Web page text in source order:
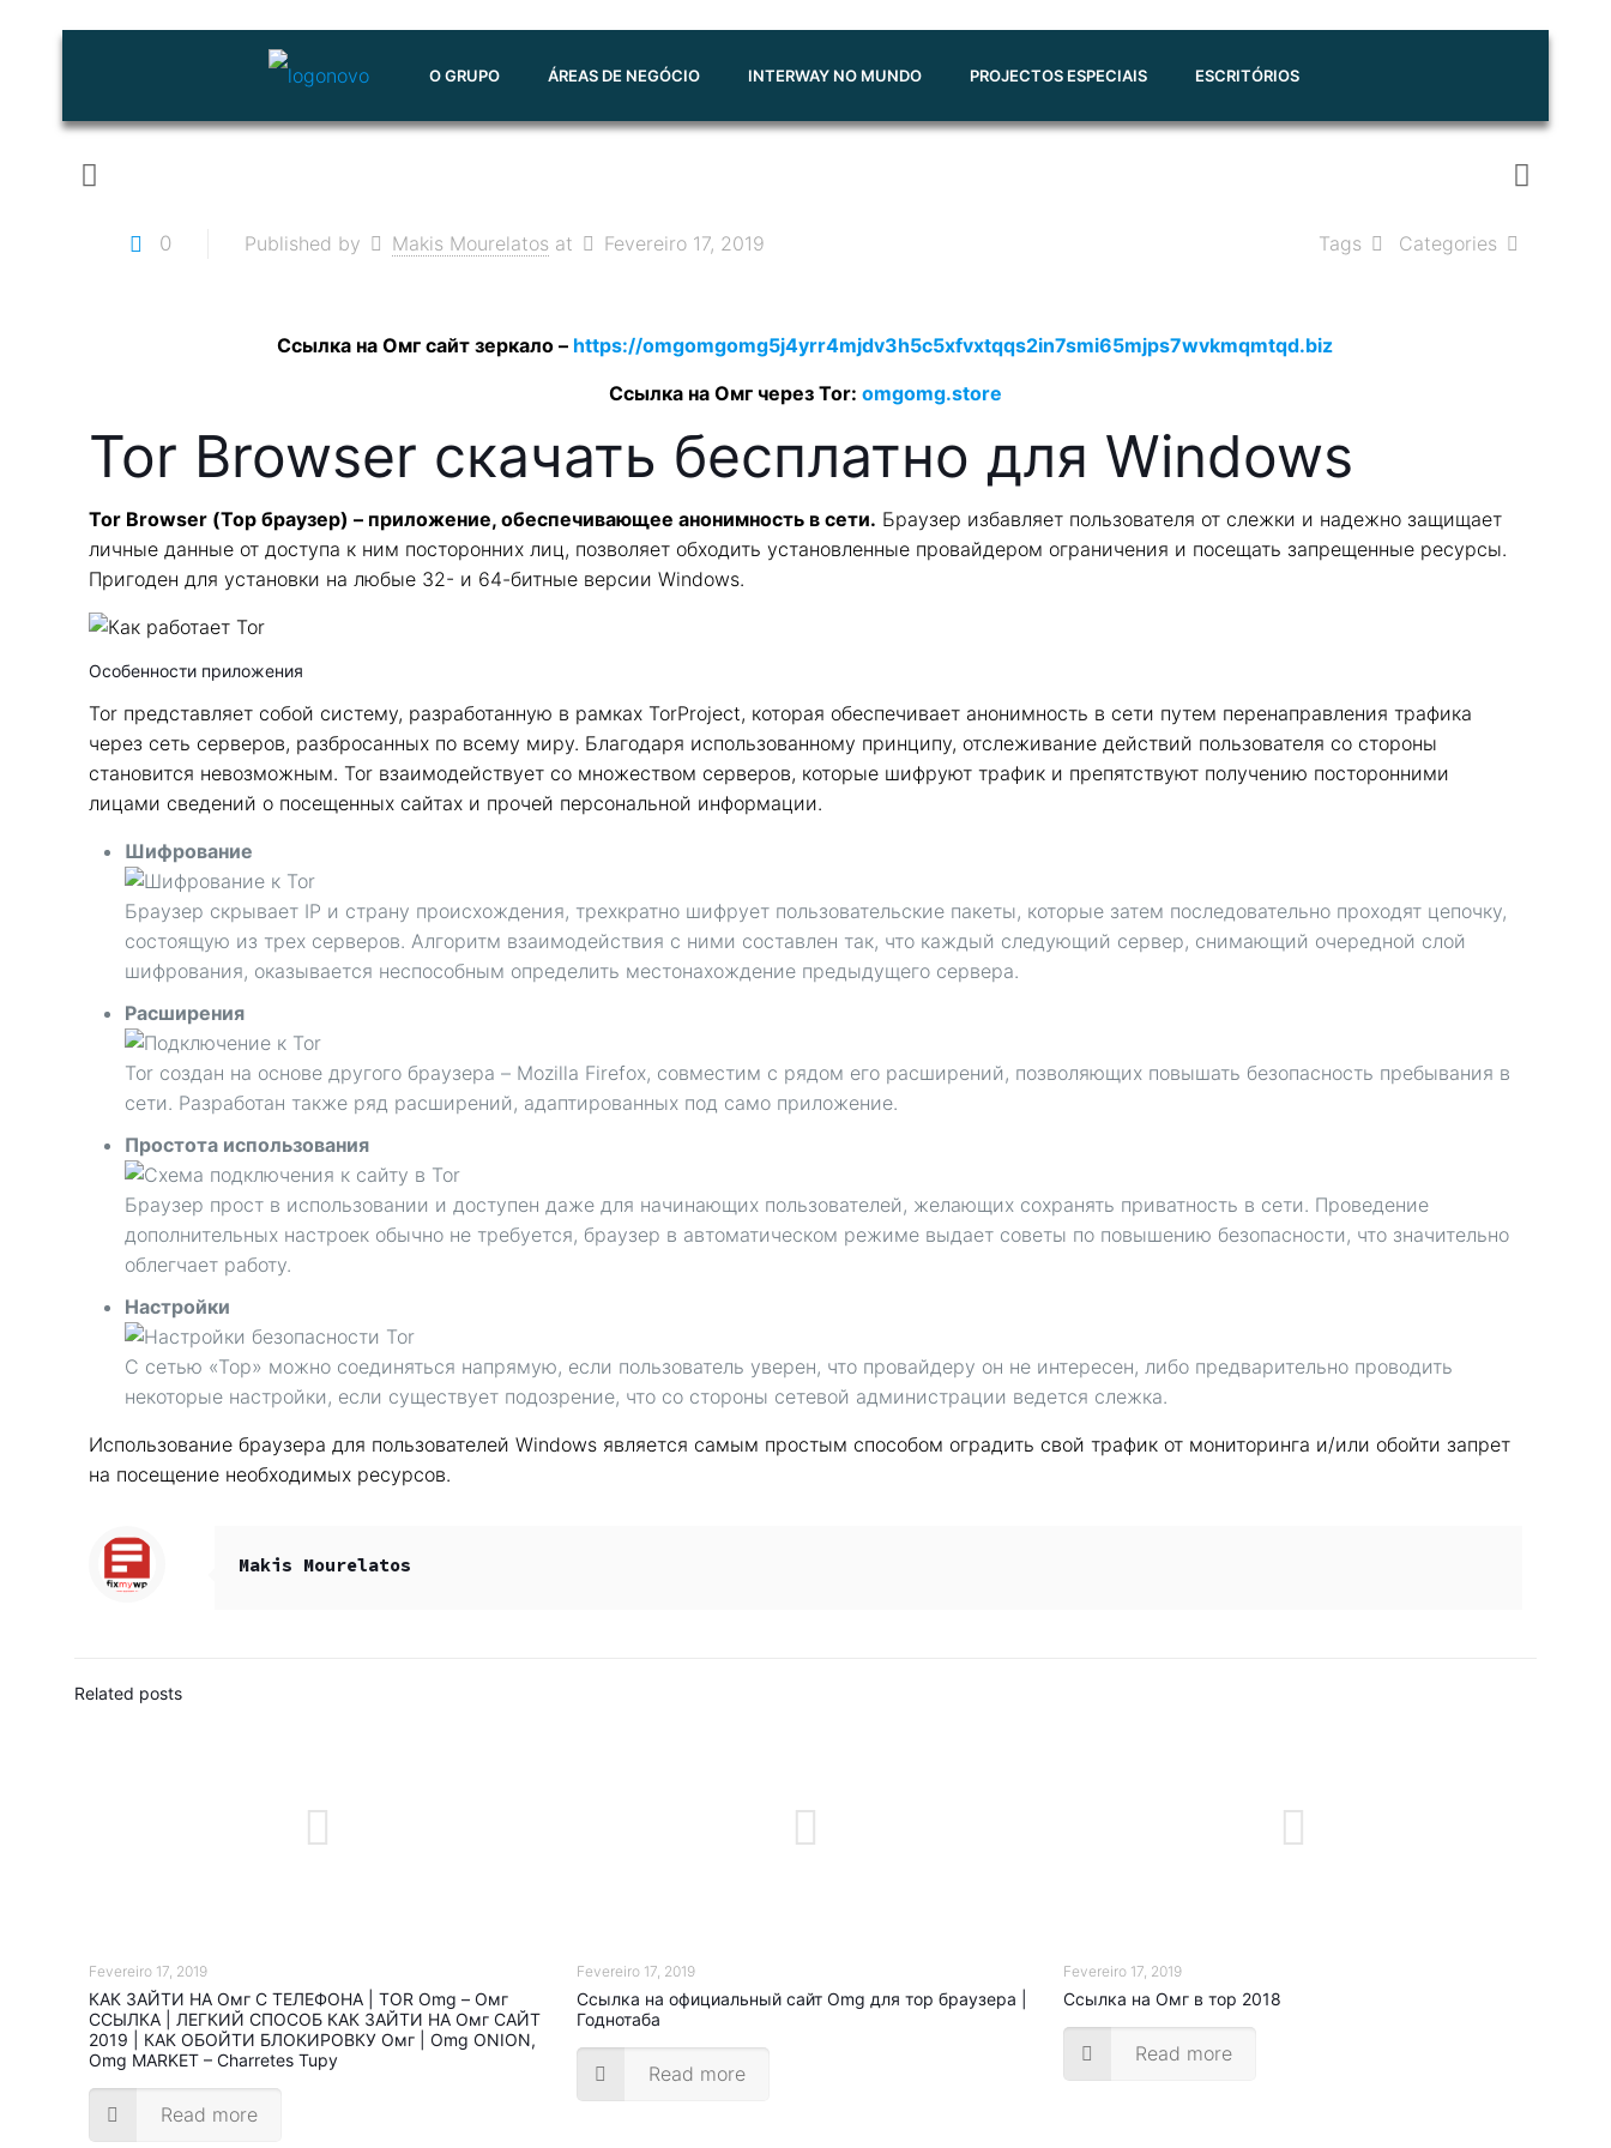
O GRUPO ÁREAS DE NEGÓCIO INTERWAY NO MUNDO PROJECTOS ESPECIAIS ESCRITÓRIOS
0 Published by Makis Mourelatos at Fevereiro 17, 2019 Categories
Tags
Ссылка на Омг сайт зеркало – https://omgomgomg5j4yrr4mjdv3h5c5xfvxtqqs2in7smi65mjps7wvkmqmtqd.biz
Ссылка на Омг через Tor: omgomg.store
Tor Browser скачать бесплатно для Windows
Tor Browser (Тор браузер) – приложение, обеспечивающее анонимность в сети. Браузер избавляет пользователя от слежки и надежно защищает
личные данные от доступа к ним посторонних лиц, позволяет обходить установленные провайдером ограничения и посещать запрещенные ресурсы.
Пригоден для установки на любые 32- и 64-битные версии Windows.
Особенности приложения
Tor представляет собой систему, разработанную в рамках TorProject, которая обеспечивает анонимность в сети путем перенаправления трафика
через сеть серверов, разбросанных по всему миру. Благодаря использованному принципу, отслеживание действий пользователя со стороны
становится невозможным. Tor взаимодействует со множеством серверов, которые шифруют трафик и препятствуют получению посторонними
лицами сведений о посещенных сайтах и прочей персональной информации.
Шифрование
Браузер скрывает IP и страну происхождения, трехкратно шифрует пользовательские пакеты, которые затем последовательно проходят цепочку,
состоящую из трех серверов. Алгоритм взаимодействия с ними составлен так, что каждый следующий сервер, снимающий очередной слой
шифрования, оказывается неспособным определить местонахождение предыдущего сервера.
Расширения
Tor создан на основе другого браузера – Mozilla Firefox, совместим с рядом его расширений, позволяющих повышать безопасность пребывания в
сети. Разработан также ряд расширений, адаптированных под само приложение.
Простота использования
Браузер прост в использовании и доступен даже для начинающих пользователей, желающих сохранять приватность в сети. Проведение
дополнительных настроек обычно не требуется, браузер в автоматическом режиме выдает советы по повышению безопасности, что значительно
облегчает работу.
Настройки
С сетью «Тор» можно соединяться напрямую, если пользователь уверен, что провайдеру он не интересен, либо предварительно проводить
некоторые настройки, если существует подозрение, что со стороны сетевой администрации ведется слежка.
Использование браузера для пользователей Windows является самым простым способом оградить свой трафик от мониторинга и/или обойти запрет
на посещение необходимых ресурсов.
Makis Mourelatos
Related posts
Fevereiro 17, 2019
КАК ЗАЙТИ НА Омг С ТЕЛЕФОНА | TOR Omg – Омг
ССЫЛКА | ЛЕГКИЙ СПОСОБ КАК ЗАЙТИ НА Омг САЙТ
2019 | КАК ОБОЙТИ БЛОКИРОВКУ Омг | Omg ONION,
Omg MARKET – Charretes Tupy
Read more
Fevereiro 17, 2019
Ссылка на официальный сайт Omg для тор браузера |
Годнотаба
Read more
Fevereiro 17, 2019
Ссылка на Омг в тор 2018
Read more